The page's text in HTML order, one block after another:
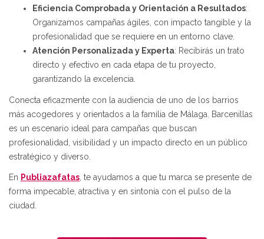
Eficiencia Comprobada y Orientación a Resultados:
Organizamos campañas ágiles, con impacto tangible y la
profesionalidad que se requiere en un entorno clave.
Atención Personalizada y Experta: Recibirás un trato
directo y efectivo en cada etapa de tu proyecto,
garantizando la excelencia.
Conecta eficazmente con la audiencia de uno de los barrios
más acogedores y orientados a la familia de Málaga. Barcenillas
es un escenario ideal para campañas que buscan
profesionalidad, visibilidad y un impacto directo en un público
estratégico y diverso.
En Publiazafatas, te ayudamos a que tu marca se presente de
forma impecable, atractiva y en sintonía con el pulso de la
ciudad.